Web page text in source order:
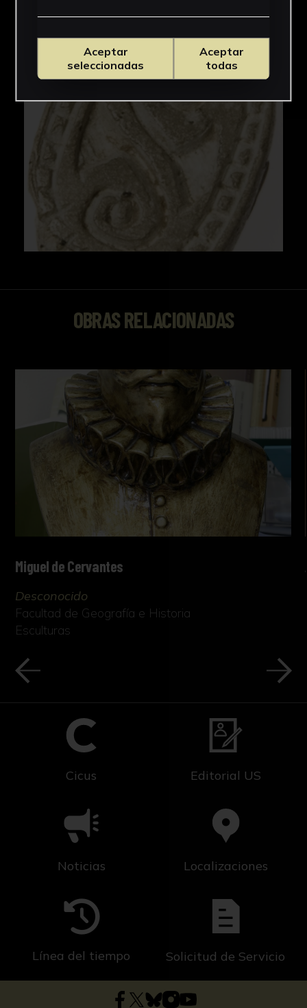
IMÁGENES
OBRAS RELACIONADAS
Miguel de Cervantes
Desconocido
Facultad de Geografía e Historia
Esculturas
Cicus Editorial US
Noticias Localizaciones
Línea del tiempo Solicitud de Servicio
Aceptar
seleccionadas
Aceptar
todas